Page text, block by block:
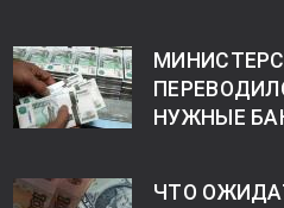
НУЖНЫЕ
ЧТО